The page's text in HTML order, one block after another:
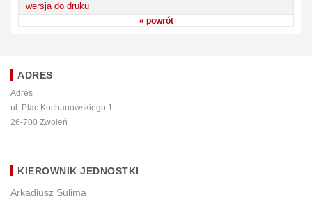
wersja do druku
« powrót
ADRES
Adres
ul. Plac Kochanowskiego 1
26-700 Zwoleń
KIEROWNIK JEDNOSTKI
Arkadiusz Sulima